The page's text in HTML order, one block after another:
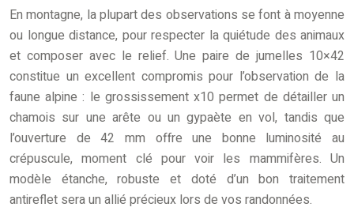
En montagne, la plupart des observations se font à moyenne
ou longue distance, pour respecter la quiétude des animaux
et composer avec le relief. Une paire de jumelles 10×42
constitue un excellent compromis pour l’observation de la
faune alpine : le grossissement x10 permet de détailler un
chamois sur une arête ou un gypaète en vol, tandis que
l’ouverture de 42 mm offre une bonne luminosité au
crépuscule, moment clé pour voir les mammifères. Un
modèle étanche, robuste et doté d’un bon traitement
antireflet sera un allié précieux lors de vos randonnées.